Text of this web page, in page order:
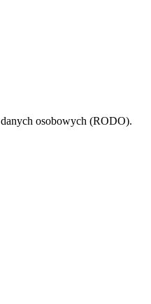
osobowych (RODO).